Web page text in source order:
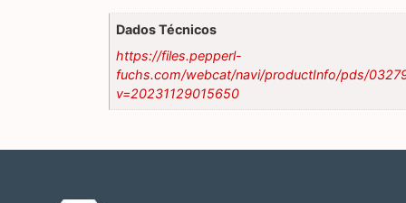
Dados Técnicos
https://files.pepperl-
fuchs.com/webcat/navi/productInfo/pds/
v=20231129015650